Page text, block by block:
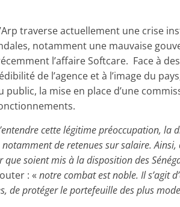
traverse actuellement une crise
notamment une mauvaise
l’affaire Softcare. Face à
de l’agence et à l’image du
la mise en place d’une
cette légitime préoccupation, la
de retenues sur salaire.
que soient mis à la disposition des
: « notre combat est noble. Il s’agit
de protéger le portefeuille des plus